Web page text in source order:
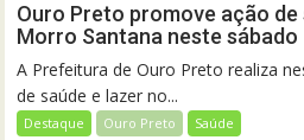
Ouro Preto promove ação de
Morro Santana neste sábado
A Prefeitura de Ouro Preto realiza
de saúde e lazer no...
Destaque Ouro Preto Saúde